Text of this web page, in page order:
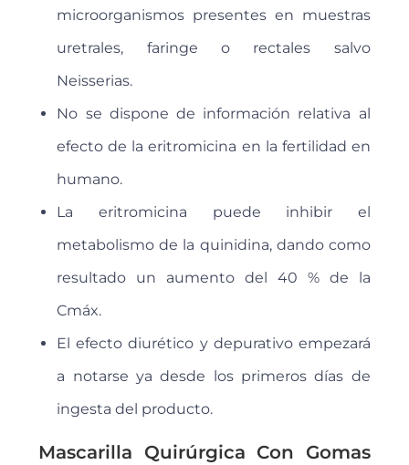
microorganismos presentes en muestras
uretrales, faringe o rectales salvo
Neisserias.
No se dispone de información relativa al
efecto de la eritromicina en la fertilidad en
humano.
La eritromicina puede inhibir el
metabolismo de la quinidina, dando como
resultado un aumento del 40 % de la
Cmáx.
El efecto diurético y depurativo empezará
a notarse ya desde los primeros días de
ingesta del producto.
Mascarilla Quirúrgica Con Gomas